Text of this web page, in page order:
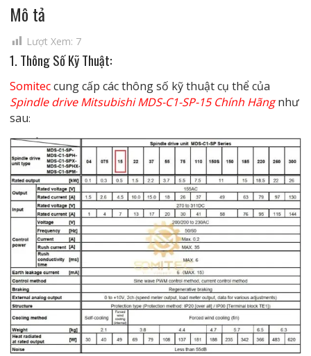
Mô tả
Lượt Xem: 7
1. Thông Số Kỹ Thuật:
Somiteccung cấp các thông số kỹ thuật cụ thể của
Spindle drive Mitsubishi MDS-C1-SP-15 Chính Hãngnhư
sau: